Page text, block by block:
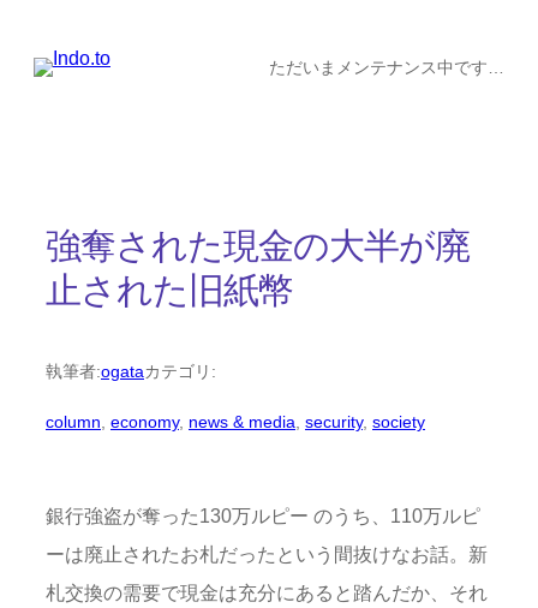
ただいまメンテナンス中です…
強奪された現金の大半が廃
止された旧紙幣
執筆者:ogataカテゴリ:
column, economy, news & media, security, society
銀行強盗が奪った130万ルピー のうち、110万ルピ
ーは廃止されたお札だったという間抜けなお話。新
札交換の需要で現金は充分にあると踏んだか、それ